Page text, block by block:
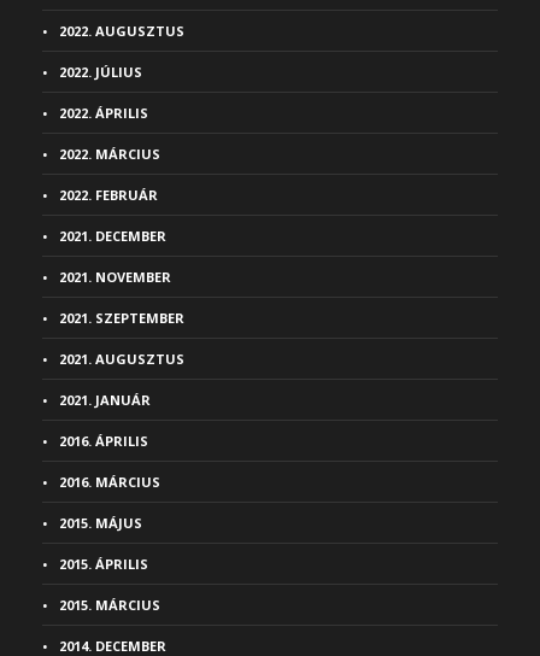
2022. AUGUSZTUS
2022. JÚLIUS
2022. ÁPRILIS
2022. MÁRCIUS
2022. FEBRUÁR
2021. DECEMBER
2021. NOVEMBER
2021. SZEPTEMBER
2021. AUGUSZTUS
2021. JANUÁR
2016. ÁPRILIS
2016. MÁRCIUS
2015. MÁJUS
2015. ÁPRILIS
2015. MÁRCIUS
2014. DECEMBER